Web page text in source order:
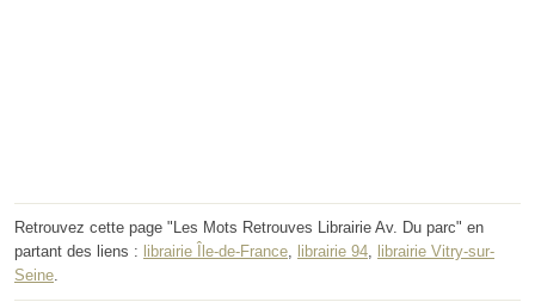
Retrouvez cette page "Les Mots Retrouves Librairie Av. Du parc" en
partant des liens : librairie Île-de-France, librairie 94, librairie Vitry-sur-
Seine.